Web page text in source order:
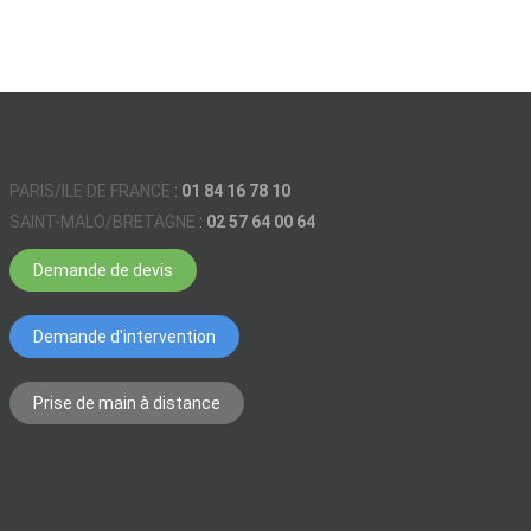
PARIS/ILE DE FRANCE : 01 84 16 78 10
SAINT-MALO/BRETAGNE : 02 57 64 00 64
Demande de devis
Demande d'intervention
Prise de main à distance